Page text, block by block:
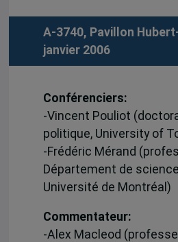
A-3740, Pavillon
janvier 2006
Conférenciers:
-Vincent Pouliot
politique, University of
-Frédéric Mérand
Département de
Université de Montréal)
Commentateur:
-Alex Macleod